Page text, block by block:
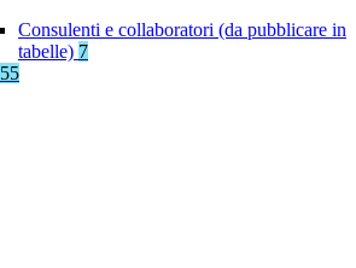
Consulenti e collaboratori (da pubblicare in
tabelle) 7
55